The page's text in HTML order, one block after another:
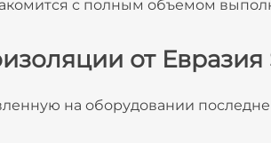
с полным объемом
от Евразия
на оборудовании